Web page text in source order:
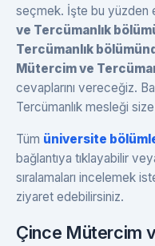
seçmek. İşte bu yüzden
ve Tercümanlık
Tercümanlık
Mütercim ve
cevaplarını vereceğiz.
Tercümanlık mesleği
Tüm üniversite
bağlantıya tıklayabilir
sıralamaları incelemek
ziyaret edebilirsiniz.
Çince Mütercim